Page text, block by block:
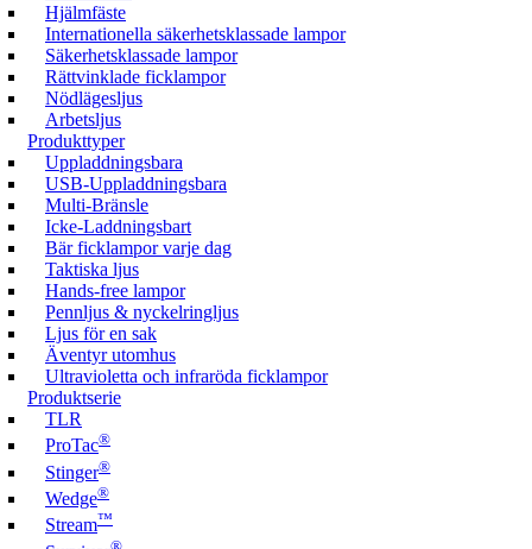
Hjälmfäste
Internationella säkerhetsklassade lampor
Säkerhetsklassade lampor
Rättvinklade ficklampor
Nödlägesljus
Arbetsljus
Produkttyper
Uppladdningsbara
USB-Uppladdningsbara
Multi-Bränsle
Icke-Laddningsbart
Bär ficklampor varje dag
Taktiska ljus
Hands-free lampor
Pennljus & nyckelringljus
Ljus för en sak
Äventyr utomhus
Ultravioletta och infraröda ficklampor
Produktserie
TLR
ProTac®
Stinger®
Wedge®
Stream™
®